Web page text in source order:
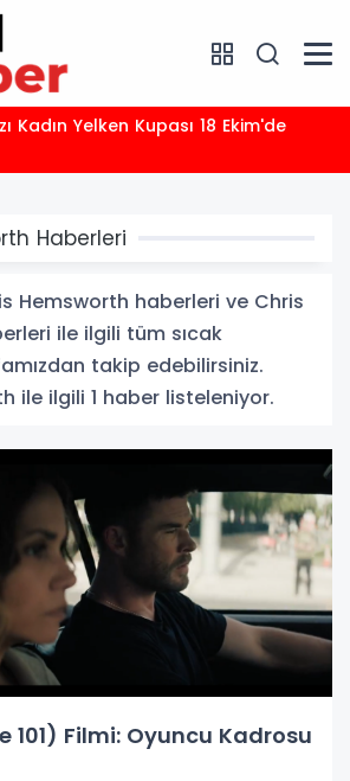
Kadın Yelken Kupası 18 Ekim'de
Haberleri
Hemsworth haberleri ve Chris
ile ilgili tüm sıcak
takip edebilirsiniz.
ile ilgili 1 haber listeleniyor.
101) Filmi: Oyuncu Kadrosu